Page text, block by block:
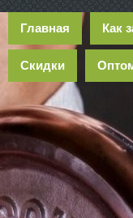
Главная Как
Скидки